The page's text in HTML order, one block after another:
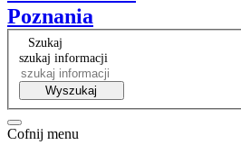
Poznania
Szukaj
szukaj informacji
Wyszukaj
Cofnij menu